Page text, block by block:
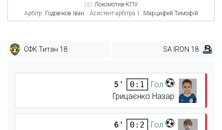
Локомотив-КПУ
Арбітр: Годовіков Іван Асистент арбітра 1: Марцифей Тимофій
СФК Титан 18 SA IRON 18
5' 0:1
Гол
Грицаєнко Назар
6' 0:2
Гол